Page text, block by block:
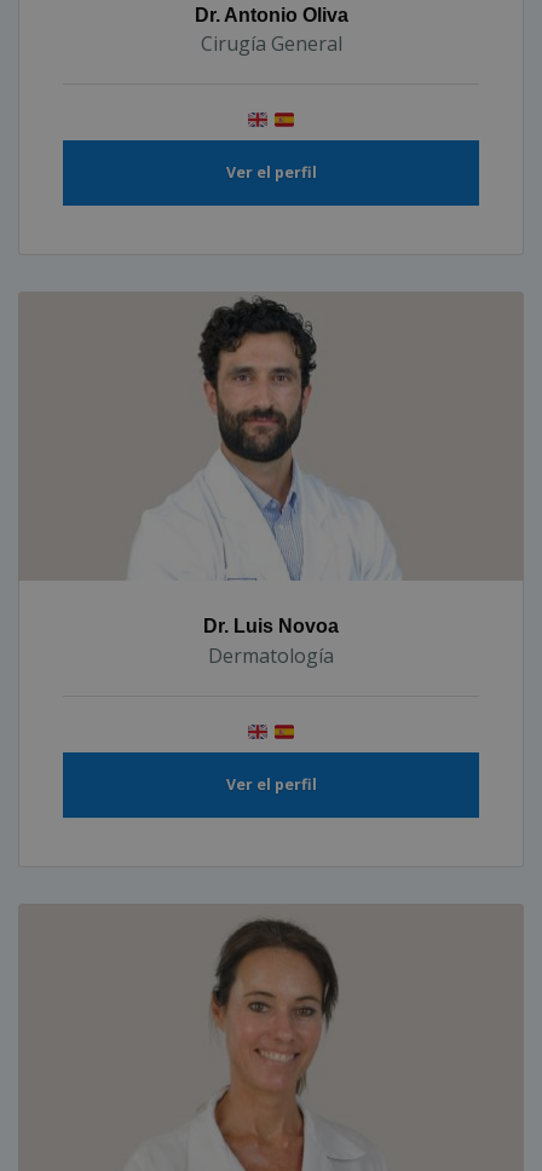
Dr. Antonio Oliva
Cirugía General
Ver el perfil
Dr. Luis Novoa
Dermatología
Ver el perfil